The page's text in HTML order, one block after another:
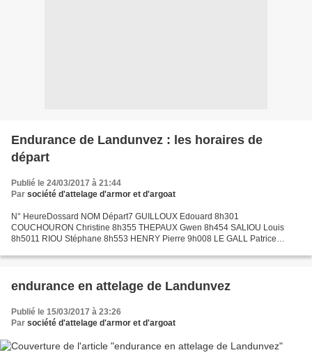
Endurance de Landunvez : les horaires de
départ
Publié le 24/03/2017 à 21:44
Par société d'attelage d'armor et d'argoat
N° HeureDossard NOM Départ7 GUILLOUX Edouard 8h301
COUCHOURON Christine 8h355 THEPAUX Gwen 8h454 SALIOU Louis
8h5011 RIOU Stéphane 8h553 HENRY Pierre 9h008 LE GALL Patrice
CALVEZ Anne 9h2017 GUILMIN...
endurance en attelage de Landunvez
Publié le 15/03/2017 à 23:26
Par société d'attelage d'armor et d'argoat